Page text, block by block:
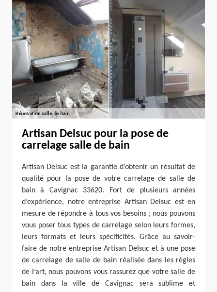
Artisan Delsuc pour la pose de
carrelage salle de bain
Artisan Delsuc est la garantie d’obtenir un résultat de
qualité pour la pose de votre carrelage de salle de
bain à Cavignac 33620. Fort de plusieurs années
d’expérience, notre entreprise Artisan Delsuc est en
mesure de répondre à tous vos besoins ; nous pouvons
vous poser tous types de carrelage selon leurs formes,
leurs formats et leurs spécificités. Grâce au savoir-
faire de notre entreprise Artisan Delsuc et à une pose
de carrelage de salle de bain réalisée dans les règles
de l’art, nous pouvons vous rassurez que votre salle de
bain dans la ville de Cavignac sera sublime et